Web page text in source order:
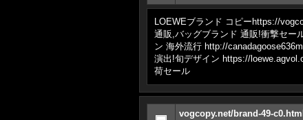
LOEWEブランド コピーhttps://
通販,バッグブランド 通販!衝撃セー
ン 海外流行 http://
演出!旬デザイン https://
荷セール
vogcopy.net/brand-49-